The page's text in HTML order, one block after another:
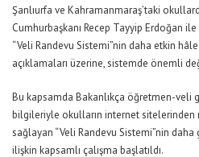
Şanlıurfa ve Kahramanmaraş’taki
Cumhurbaşkanı Recep Tayyip Erdoğan
“Veli Randevu Sistemi”nin daha etkin
açıklamaları üzerine, sistemde önemli
Bu kapsamda Bakanlıkça öğretmen-veli
bilgileriyle okulların internet
sağlayan “Veli Randevu Sistemi”nin
ilişkin kapsamlı çalışma başlatıldı.